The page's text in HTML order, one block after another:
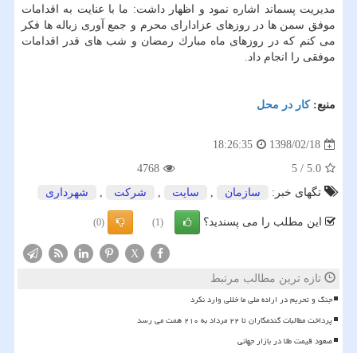
مدیریت پسماند اشاره نمود و اظهار داشت: ما با عنایت به اقدامات
موفق سمن ها در روزهای عزادارای محرم و جمع آوری زباله ها فكر
می كنم كه در روزهای ماه مبارك رمضان و شب های قدر اقدامات
موفقی را انجام داد.
منبع:كار در محل
1398/02/18
18:26:35
5.0
/
5
4768
تگهای خبر:
سازمان , سایت , شركت , شهرداری
این مطلب را می پسندید؟ (1)
(0)
X
تازه ترین مطالب مرتبط
جنگ و تحریم در اراده ملی ما خللی وارد نکرد
پرداخت مطالبات گندمکاران تا ۲۲ مرداد به ۲۱۰ همت می رسد
صعود قیمت طلا در بازار جهانی